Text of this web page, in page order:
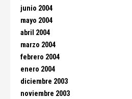
junio 2004
mayo 2004
abril 2004
marzo 2004
febrero 2004
enero 2004
diciembre 2003
noviembre 2003